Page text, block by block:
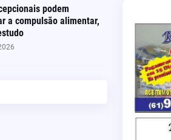
podem
a compulsão alimentar,